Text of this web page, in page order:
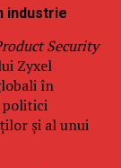
industrie
Security
Zyxel
în
politici
și al unui